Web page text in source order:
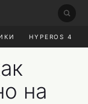
HYPEROS 4
на